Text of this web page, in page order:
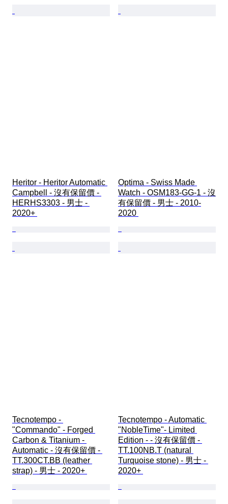
Heritor - Heritor Automatic
Campbell - 沒有保留價 -
HERHS3303 - 男士 -
2020+
Optima - Swiss Made
Watch - OSM183-GG-1 - 沒
有保留價 - 男士 - 2010-
2020
Tecnotempo -
"Commando" - Forged
Carbon & Titanium -
Automatic - 沒有保留價 -
TT.300CT.BB (leather
strap) - 男士 - 2020+
Tecnotempo - Automatic
"NobleTime"- Limited
Edition - - 沒有保留價 -
TT.100NB.T (natural
Turquoise stone) - 男士 -
2020+